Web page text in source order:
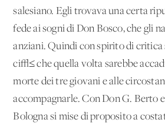
salesiano. Egli trovava una certa
fede ai sogni di Don Bosco, che gli
anziani. Quindi con spirito di critica
ci√≤ che quella volta sarebbe
morte dei tre giovani e alle
accompagnarle. Con Don G. Berto
Bologna si mise di proposito a